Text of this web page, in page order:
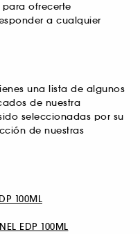
ofrecerte
a cualquier
una lista de algunos
de nuestra
seleccionadas por su
de nuestras
100ML
EDP 100ML